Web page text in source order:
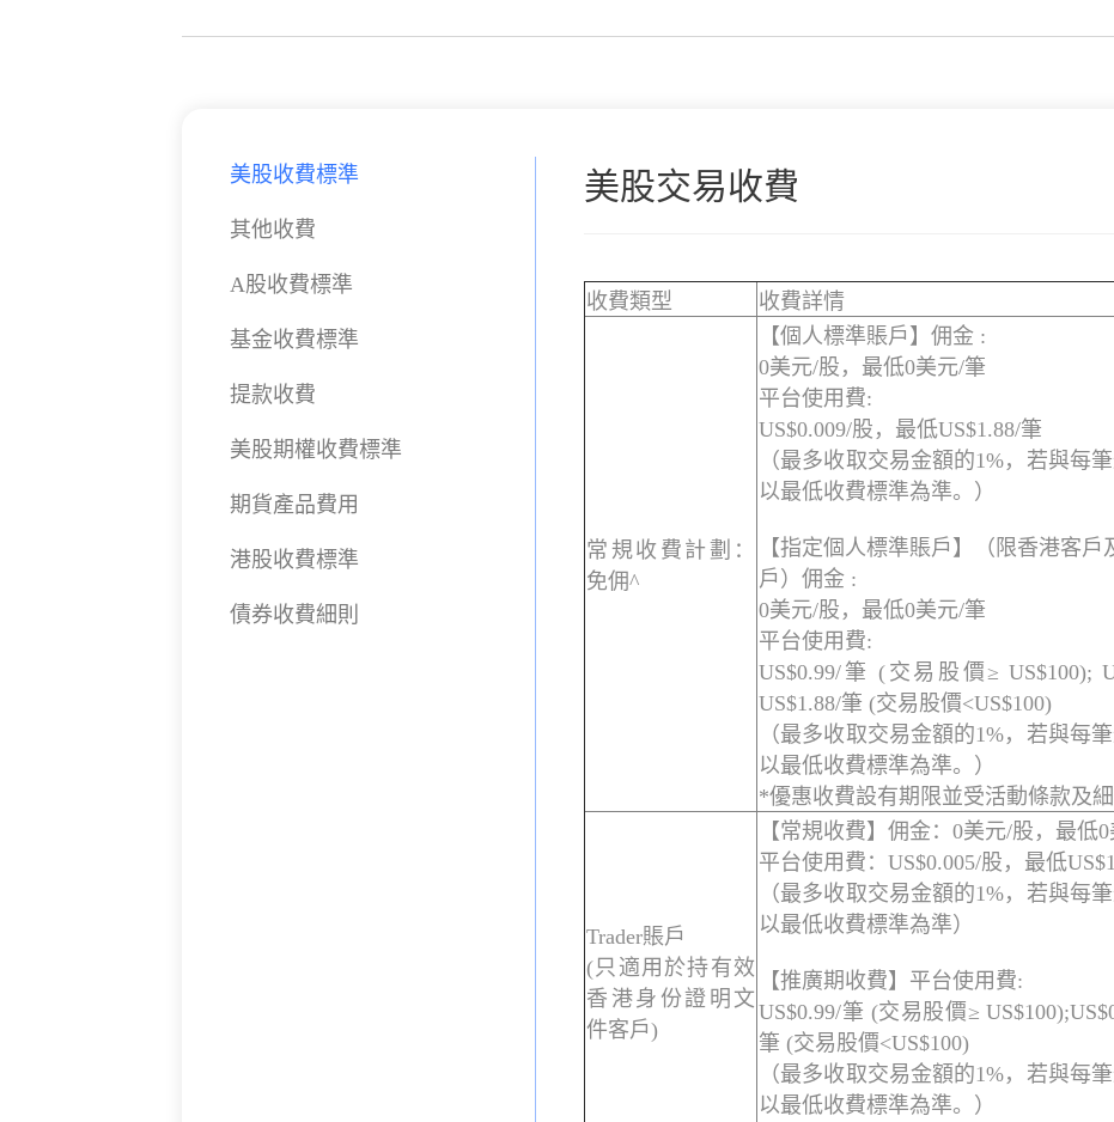
美股收費標準
其他收費
A股收費標準
基金收費標準
提款收費
美股期權收費標準
期貨產品費用
港股收費標準
債券收費細則
美股交易收費
收費類型 收費詳情
常規收費計劃：
免佣^
【個人標準賬戶】佣金 :
0美元/股，最低0美元/筆
平台使用費:
US$0.009/股，最低US$1.88/筆
（最多收取交易金額的1%，若與每
以最低收費標準為準。）
【指定個人標準賬戶】（限香港客戶
戶）佣金 :
0美元/股，最低0美元/筆
平台使用費:
US$0.99/筆 (交易股價≥ US$100);
US$1.88/筆 (交易股價<US$100)
（最多收取交易金額的1%，若與每
以最低收費標準為準。）
*優惠收費設有期限並受活動條款及
Trader賬戶
(只適用於持有效
香港身份證明文
件客戶)
【常規收費】佣金：0美元/股，最低
平台使用費：US$0.005/股，最低
（最多收取交易金額的1%，若與每
以最低收費標準為準）
【推廣期收費】平台使用費:
US$0.99/筆 (交易股價≥
筆 (交易股價<US$100)
（最多收取交易金額的1%，若與每
以最低收費標準為準。）